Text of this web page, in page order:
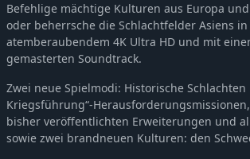
Befehlige mächtige Kulturen aus Europa
oder beherrsche die Schlachtfelder Asiens in
atemberaubendem 4K Ultra HD und mit
gemasterten Soundtrack.
Zwei neue Spielmodi: Historische
Kriegsführung“-
bisher veröffentlichten Erweiterungen und
sowie zwei brandneuen Kulturen: den